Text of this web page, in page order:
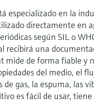
especializado en la
directamente en
según SIL o
recibirá una
mide de forma fiable y
del medio, el
gas, la espuma, las
es fácil de usar,